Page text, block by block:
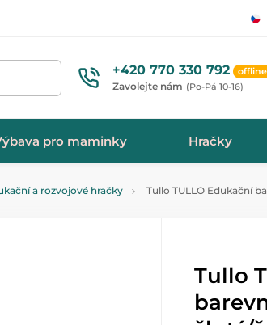
+420 770 330 792 offline
Zavolejte nám (Po-Pá 10-16)
pro maminky Hračky
a rozvojové hračky Tullo TULLO Edukační
Tullo